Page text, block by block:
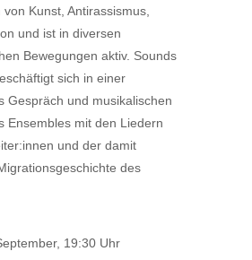
Kunst, Antirassismus,
und ist in diversen
Bewegungen aktiv. Sounds
sich in einer
Gespräch und musikalischen
Ensembles mit den Liedern
und der damit
des
19:30 Uhr